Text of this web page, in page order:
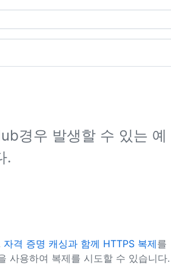
경우 발생할 수 있는 예
.
자격 증명 캐싱과 함께 HTTPS 복제를
사용하여 복제를 시도할 수 있습니다.